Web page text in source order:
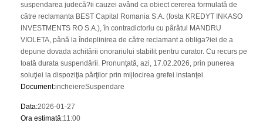
suspendarea judecă?ii cauzei având ca obiect cererea formulată de
către reclamanta BEST Capital Romania S.A. (fosta KREDYT INKASO
INVESTMENTS RO S.A.), în contradictoriu cu pârâtul MANDRU
VIOLETA, până la îndeplinirea de către reclamant a obliga?iei de a
depune dovada achitării onorariului stabilit pentru curator. Cu recurs pe
toată durata suspendării. Pronunţată, azi, 17.02.2026, prin punerea
soluţiei la dispoziţia părţilor prin mijlocirea grefei instanţei.
Document:incheiereSuspendare
Data:2026-01-27
Ora estimată:11:00